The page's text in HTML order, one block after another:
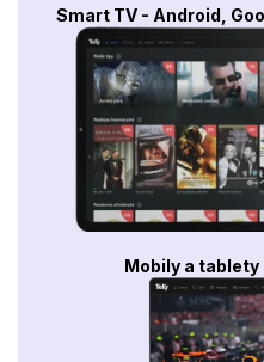
Smart TV - Android,
Mobily a tablety